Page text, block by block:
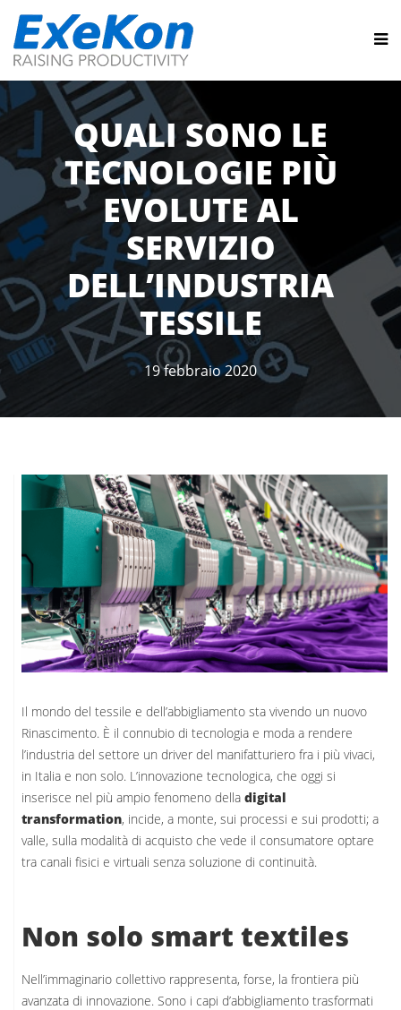
QUALI SONO LE
TECNOLOGIE PIÙ
EVOLUTE AL
SERVIZIO
DELL’INDUSTRIA
TESSILE
19 febbraio 2020
Il mondo del tessile e dell’abbigliamento sta vivendo un nuovo
Rinascimento. È il connubio di tecnologia e moda a rendere
l’industria del settore un driver del manifatturiero fra i più vivaci,
in Italia e non solo. L’innovazione tecnologica, che oggi si
inserisce nel più ampio fenomeno della digital
transformation, incide, a monte, sui processi e sui prodotti; a
valle, sulla modalità di acquisto che vede il consumatore optare
tra canali fisici e virtuali senza soluzione di continuità.
Non solo smart textiles
Nell’immaginario collettivo rappresenta, forse, la frontiera più
avanzata di innovazione. Sono i capi d’abbigliamento trasformati